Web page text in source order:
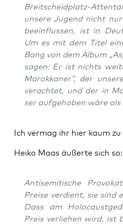
Breit­scheid­platz-
unse­re Jugend nicht
beein­flus­sen, ist in
Um es mit dem Titel
Bang von dem Album
sagen: Er ist nichts
Marok­ka­ner“, der
ver­ach­tet, und der in
ser auf­ge­ho­ben wäre
Ich ver­mag ihr hier kaum
Hei­ko Maas äußer­te sich so:
Anti­se­mi­ti­sche
Prei­se ver­dient, sie sind
Dass am
Preis ver­lie­hen wird, ist